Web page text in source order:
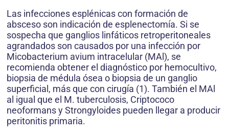
Las infecciones esplénicas con formación de
absceso son indicación de esplenectomía. Si se
sospecha que ganglios linfáticos retroperitoneales
agrandados son causados por una infección por
Micobacterium avium intracelular (MAl), se
recomienda obtener el diagnóstico por hemocultivo,
biopsia de médula ósea o biopsia de un ganglio
superficial, más que con cirugía (1). También el MAl
al igual que el M. tuberculosis, Criptococo
neoformans y Strongyloides pueden llegar a producir
peritonitis primaria.